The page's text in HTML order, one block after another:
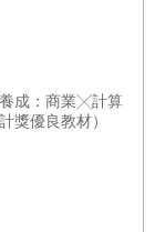
小丑」，手
樂讓人想
是為什麼，
成：商業╳計算
獎優良教材）